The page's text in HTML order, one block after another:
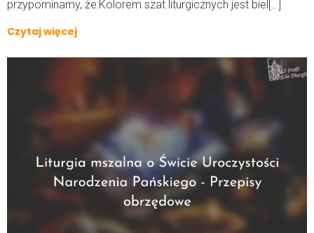
przypominamy, że:Kolorem szat liturgicznych jest biel[…]
Czytaj więcej